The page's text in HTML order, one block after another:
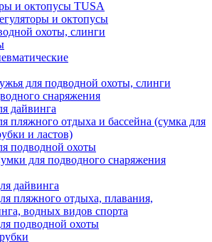
и октопусы TUSA
и октопусы
охоты, слинги
для подводной охоты, слинги
снаряжения
дайвинга
пляжного отдыха и бассейна (сумка для
и ластов)
подводной охоты
для подводного снаряжения
дайвинга
пляжного отдыха, плавания,
водных видов спорта
подводной охоты